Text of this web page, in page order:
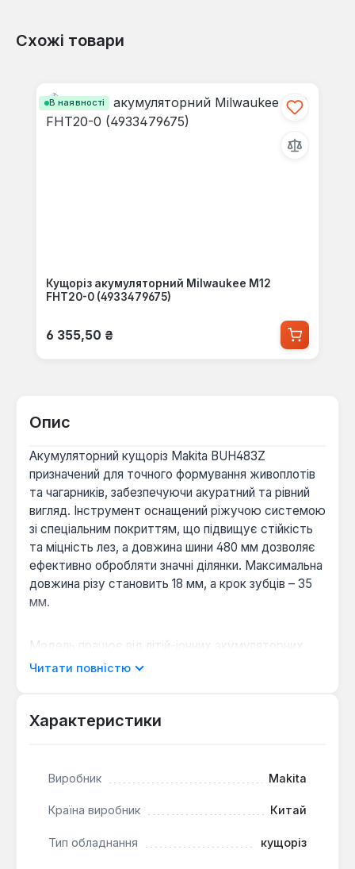
Схожі товари
В наявності
Кущоріз акумуляторний Milwaukee M12
FHT20-0 (4933479675)
Звичайна ціна:
6 355,50 ₴
Опис
Акумуляторний кущоріз Makita BUH483Z
призначений для точного формування живоплотів
та чагарників, забезпечуючи акуратний та рівний
вигляд. Інструмент оснащений ріжучою системою
зі спеціальним покриттям, що підвищує стійкість
та міцність лез, а довжина шини 480 мм дозволяє
ефективно обробляти значні ділянки. Максимальна
довжина різу становить 18 мм, а крок зубців – 35
мм.
Модель працює від літій-іонних акумуляторних
блоків напругою 18 В (поставляється без
до електромережі. Захисний екран оберігає
Ергономічний дизайн рукоятки та антивібраційна
використанню навіть при тривалих навантаженнях.
Електричне гальмо двигуна:
Забезпечує
Читати повністю
Характеристики
Виробник Makita
Країна виробник Китай
Тип обладнання кущоріз